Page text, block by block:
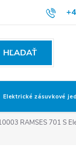
HĽADAŤ
Elektrické zásuvkové
RAMSES 701 S